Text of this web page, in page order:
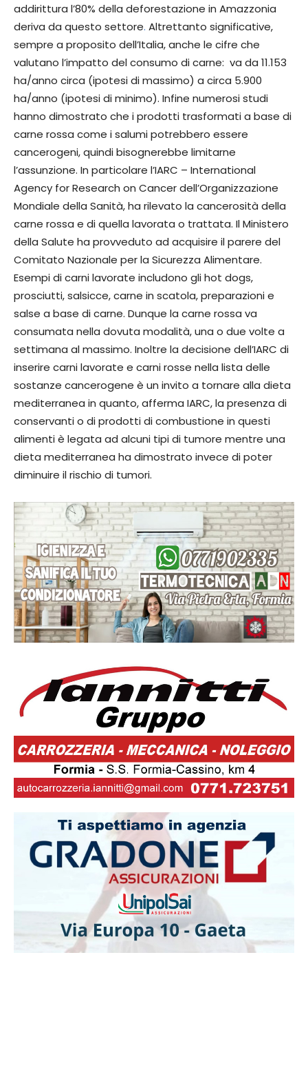
addirittura l’80% della deforestazione in Amazzonia
deriva da questo settore. Altrettanto significative,
sempre a proposito dell’Italia, anche le cifre che
valutano l’impatto del consumo di carne: va da 11.153
ha/anno circa (ipotesi di massimo) a circa 5.900
ha/anno (ipotesi di minimo). Infine numerosi studi
hanno dimostrato che i prodotti trasformati a base di
carne rossa come i salumi potrebbero essere
cancerogeni, quindi bisognerebbe limitarne
l’assunzione. In particolare l’IARC – International
Agency for Research on Cancer dell’Organizzazione
Mondiale della Sanità, ha rilevato la cancerosità della
carne rossa e di quella lavorata o trattata. Il Ministero
della Salute ha provveduto ad acquisire il parere del
Comitato Nazionale per la Sicurezza Alimentare.
Esempi di carni lavorate includono gli hot dogs,
prosciutti, salsicce, carne in scatola, preparazioni e
salse a base di carne. Dunque la carne rossa va
consumata nella dovuta modalità, una o due volte a
settimana al massimo. Inoltre la decisione dell’IARC di
inserire carni lavorate e carni rosse nella lista delle
sostanze cancerogene è un invito a tornare alla dieta
mediterranea in quanto, afferma IARC, la presenza di
conservanti o di prodotti di combustione in questi
alimenti è legata ad alcuni tipi di tumore mentre una
dieta mediterranea ha dimostrato invece di poter
diminuire il rischio di tumori.